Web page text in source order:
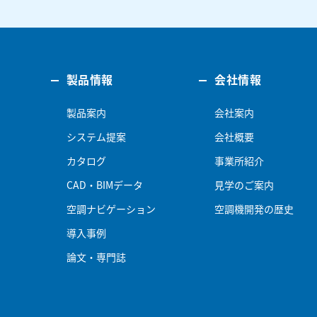
製品情報
製品案内
システム提案
カタログ
CAD・BIMデータ
空調ナビゲーション
導入事例
論文・専門誌
会社情報
会社案内
会社概要
事業所紹介
見学のご案内
空調機開発の歴史